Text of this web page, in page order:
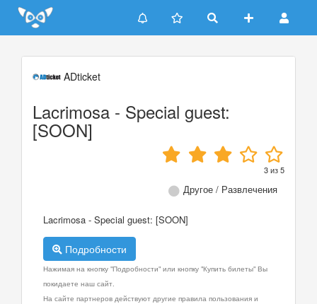
Update cookies preferences
ADticket
Lacrimosa - Special guest:
[SOON]
3из5
Другое / Развлечения
Lacrimosa - Special guest: [SOON]
Подробности
Нажимая на кнопку "Подробности" или кнопку "Купить билеты" Вы
покидаете наш сайт.
На сайте партнеров действуют другие правила пользования и